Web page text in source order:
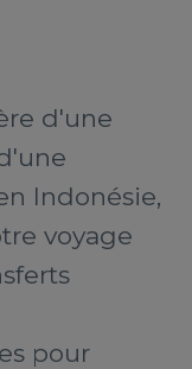
d'une
Indonésie,
voyage
pour